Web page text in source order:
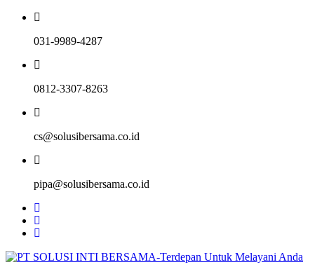
031-9989-4287
0812-3307-8263
cs@solusibersama.co.id
pipa@solusibersama.co.id